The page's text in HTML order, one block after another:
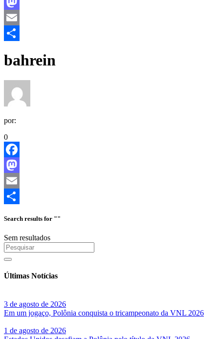
Mastodon
Email
bahrein
por:
0
Facebook
Mastodon
Email
Search results for ""
Sem resultados
Últimas Notícias
3 de agosto de 2026
Em um jogaço, Polônia conquista o tricampeonato da VNL 2026
1 de agosto de 2026